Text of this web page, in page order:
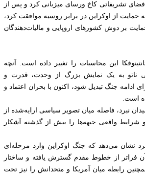
تشریفاتی کاخ ورسای میزبانی کرد و پس از
حمایت از اوکراین در برابر روسیه موافقت کرد،
بر دوش کشورهای اروپایی و مالیات‌دهندگان
این محاسبات را تغییر داده است. آنچه
ناتو به یک نمایش بزرگ از وحدت، قدرت و
ادامه جنگ تبدیل شود، اکنون با بحران اعتماد و
است.
نبرد، فاصله میان تصویر سیاسی ارایه‌شده از
واقعی جبهه‌ها را بیش از گذشته آشکار
نشان می‌دهد که جنگ اوکراین وارد مرحله‌ای
فراتر از خطوط مقدم گسترش یافته و ساختار
رابطه میان آمریکا و متحدانش را نیز تحت